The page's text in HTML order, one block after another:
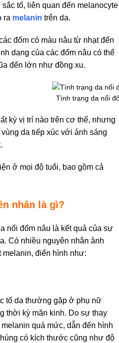
tố, liên quan đến melanocyte
ra melanin trên da.
đốm có màu nâu từ nhạt đến
dạng của các đốm nâu có thể
đến lớn như đồng xu.
Tình trạng da nổi
kỳ vị trí nào trên cơ thể, nhưng
da tiếp xúc với ánh sáng
ở mọi độ tuổi, bao gồm cả
nhân là gì?
nổi đốm nâu là kết quả của sự
Có nhiều nguyên nhân ảnh
melanin, điển hình như:
tố da thường gặp ở phụ nữ
thời kỳ mãn kinh. Do sự thay
quá mức, dẫn đến hình
có kích thước cũng như độ